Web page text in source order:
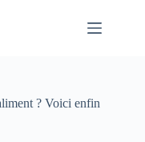
? Voici enfin